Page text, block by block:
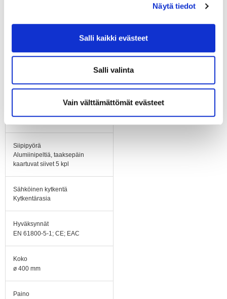
Näytä tiedot
Salli kaikki evästeet
Salli valinta
Vain välttämättömät evästeet
Siipipyörä
Alumiinipeltiä, taaksepäin
kaartuvat siivet 5 kpl
Sähköinen kytkentä
Kytkentärasia
Hyväksynnät
EN 61800-5-1; CE; EAC
Koko
ø 400 mm
Paino